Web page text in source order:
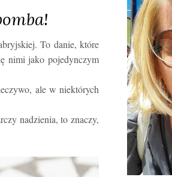
To danie, które
nimi jako pojedynczym
ale w niektórych
nadzienia, to znaczy,